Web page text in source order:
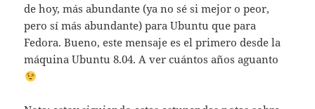
de hoy, más abundante (ya no sé si mejor o peor,
pero sí más abundante) para Ubuntu que para
Fedora. Bueno, este mensaje es el primero desde la
máquina Ubuntu 8.04. A ver cuántos años aguanto